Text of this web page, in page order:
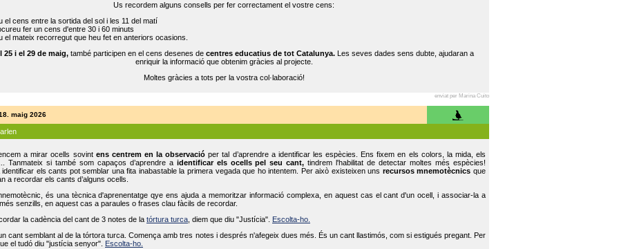
Us recordem alguns consells per fer correctament el vostre cens:
el cens entre la sortida del sol i les 11 del matí
fer un cens d'entre 30 i 60 minuts
el mateix recorregut que heu fet en anteriors ocasions.
25 i el 29 de maig,també participen en el cens desenes de centres educatius de tot Catalunya.Les seves dades sens dubte, ajudaran a
enriquir la informació que obtenim gràcies al projecte.
Moltes gràcies a tots per la vostra col·laboració!
enviat per Marina Cuito
maig 2026
a mirar ocells sovint ens centrem en la observació per tal d’aprendre a identificar les espècies. Ens fixem en els colors, la mida, els
Tanmateix si també som capaços d’aprendre a identificar els ocells pel seu cant, tindrem l'habilitat de detectar moltes més espècies!
els cants pot semblar una fita inabastable la primera vegada que ho intentem. Per això existeixen uns recursos mnemotècnics que
a recordar els cants d’alguns ocells.
és una tècnica d'aprenentatge qye ens ajuda a memoritzar informació complexa, en aquest cas el cant d'un ocell, i associar-la a
senzills, en aquest cas a paraules o frases clau fàcils de recordar.
la cadència del cant de 3 notes de la tórtura turca , diem que diu "Justícia".
Escolta-ho.
cant semblant al de la tórtora turca. Comença amb tres notes i després n'afegeix dues més. És un cant llastimós, com si estigués pregant. Per
el tudó diu "justícia senyor".
Escolta-ho.